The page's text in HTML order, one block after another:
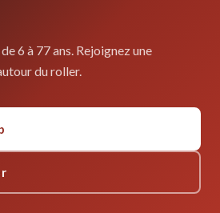
6 à 77 ans. Rejoignez une
du roller.